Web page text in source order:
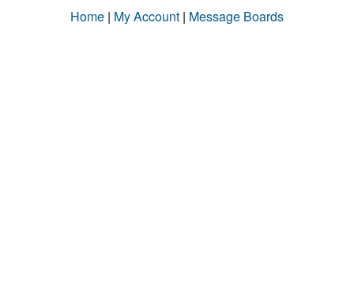
Home | My Account | Message Boards